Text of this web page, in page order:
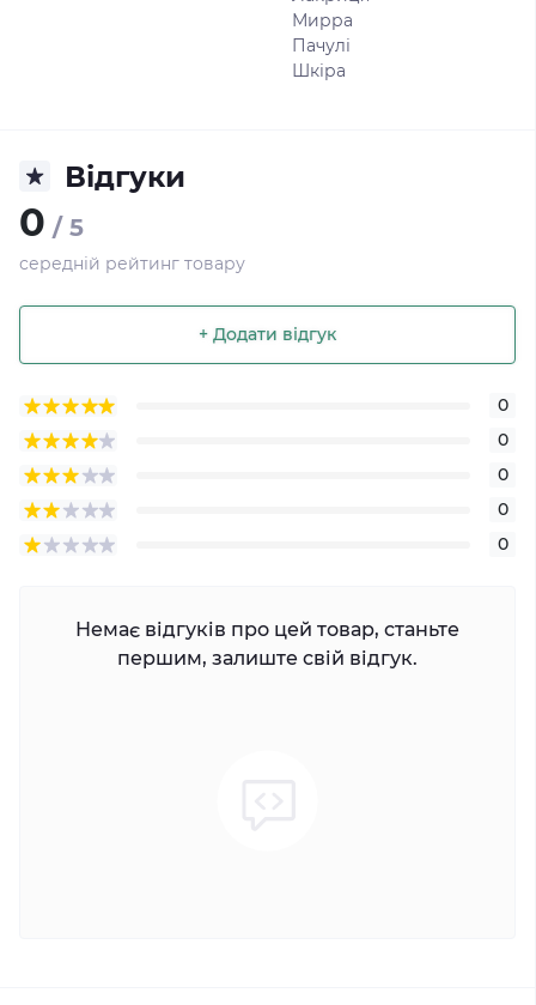
Мирра
Пачулі
Шкіра
Відгуки
0 / 5
середній рейтинг товару
+ Додати відгук
0
0
0
0
0
Немає відгуків про цей товар, станьте
першим, залиште свій відгук.